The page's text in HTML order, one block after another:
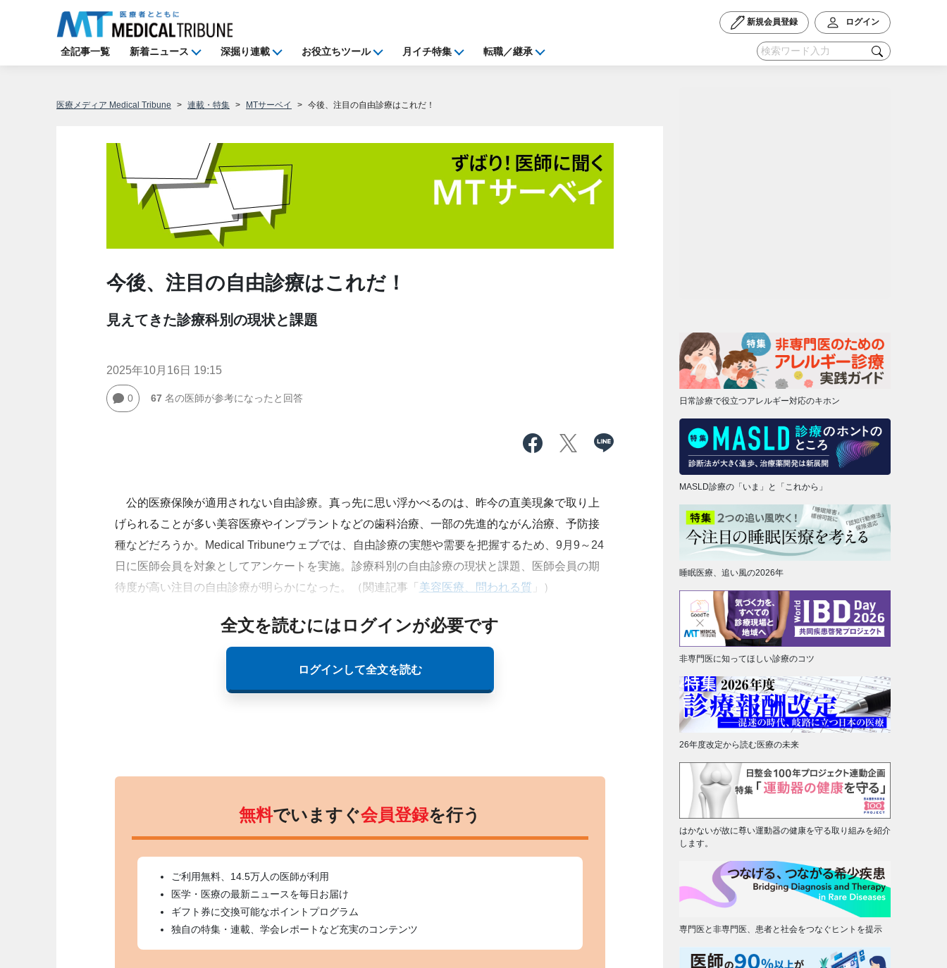
新規会員登録 ログイン
全記事一覧 新着ニュース 深掘り連載 お役立ちツール 月イチ特集 転職／継承
医療メディア Medical Tribune 連載・特集 MTサーベイ 今後、注目の自由診療はこれだ！
今後、注目の自由診療はこれだ！
見えてきた診療科別の現状と課題
2025年10月16日 19:15
0 67名の医師が参考になったと回答
公的医療保険が適用されない自由診療。真っ先に思い浮かべるのは、昨今の直美現象で取り上
げられることが多い美容医療やインプラントなどの歯科治療、一部の先進的ながん治療、予防接
種などだろうか。Medical Tribuneウェブでは、自由診療の実態や需要を把握するため、9月9～24
日に医師会員を対象としてアンケートを実施。診療科別の自由診療の現状と課題、医師会員の期
待度が高い注目の自由診療が明らかになった。（関連記事「 美容医療、問われる質 」）
全文を読むにはログインが必要です
ログインして全文を読む
無料でいますぐ会員登録を行う
ご利用無料、14.5万人の医師が利用
医学・医療の最新ニュースを毎日お届け
ギフト券に交換可能なポイントプログラム
独自の特集・連載、学会レポートなど充実のコンテンツ
日常診療で役立つアレルギー対応のキホン
MASLD診療の「いま」と「これから」
睡眠医療、追い風の2026年
非専門医に知ってほしい診療のコツ
26年度改定から読む医療の未来
はかないが故に尊い運動器の健康を守る取り組みを紹介
します。
専門医と非専門医、患者と社会をつなぐヒントを提示